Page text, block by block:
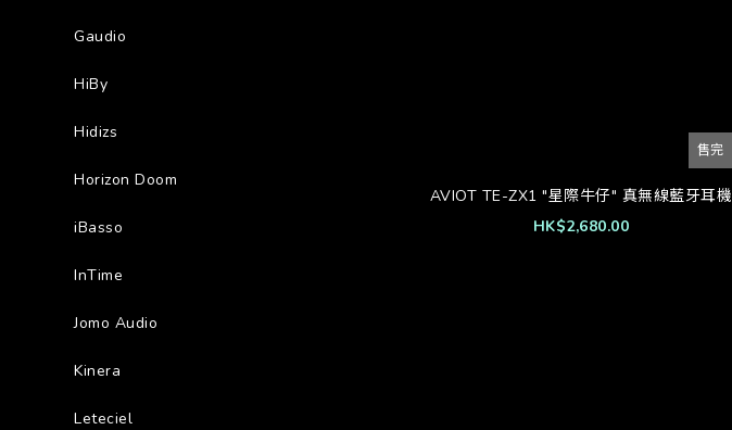
Gaudio
HiBy
Hidizs
Horizon Doom
iBasso
InTime
Jomo Audio
Kinera
Leteciel
售完
AVIOT TE-ZX1 "星際牛仔" 真無線藍牙耳機
HK$2,680.00